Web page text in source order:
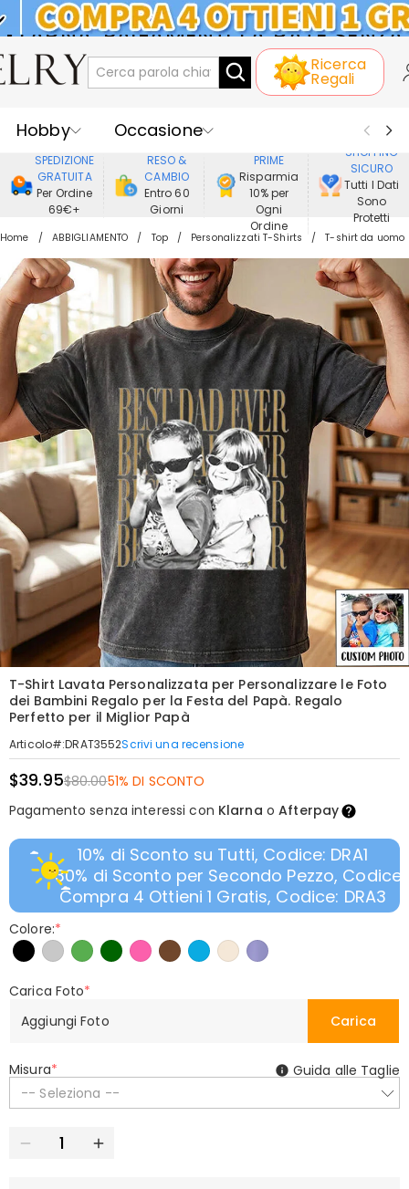
KLARNA: PAGAMENTO A RATE SENZA
INTERESSI
Ricerca
Regali
Hobby
Occasione
Ricevente
Best Seller
Nuovi
Gioielli
Casa&Vita
Abbigliamento
SPEDIZIONE
GRATUITA
Per Ordine
69€+
RESO &
CAMBIO
Entro 60
Giorni
PRIME
Risparmia
10% per
Ogni
Ordine
SHOPPING
SICURO
Tutti I Dati
Sono
Protetti
Home ABBIGLIAMENTO Top Personalizzati T-Shirts T-shirt da uomo
T-Shirt Lavata Personalizzata per Personalizzare le Foto
dei Bambini Regalo per la Festa del Papà. Regalo
Perfetto per il Miglior Papà
Articolo#:DRAT3552Scrivi una recensione
$39.95$80.0051% DI SCONTO
Pagamento senza interessi con Klarna oAfterpay
10% di Sconto su Tutti, Codice: DRA1
30% di Sconto per Secondo Pezzo, Codice:
Compra 4 Ottieni 1 Gratis, Codice: DRA3
Colore:*
Carica Foto*
Aggiungi Foto
Carica
Misura*
-- Seleziona --
Guida alle Taglie